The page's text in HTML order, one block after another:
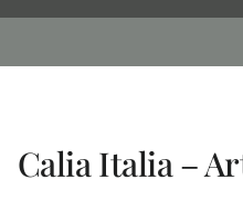
Calia Italia –